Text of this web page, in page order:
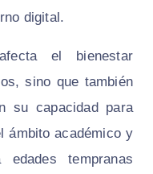
digital.
el bienestar
sino que también
su capacidad para
ámbito académico y
tempranas